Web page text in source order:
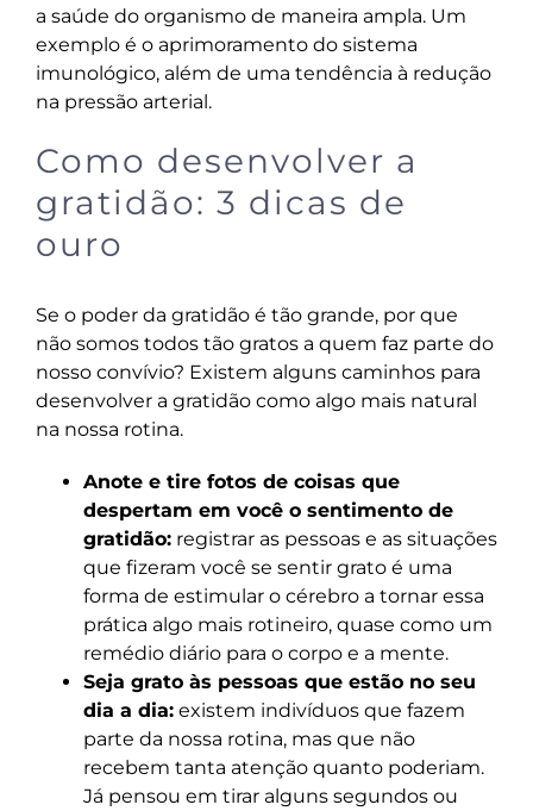
a saúde do organismo de maneira ampla. Um
exemplo é o aprimoramento do sistema
imunológico, além de uma tendência à redução
na pressão arterial.
Como desenvolver a
gratidão: 3 dicas de
ouro
Se o poder da gratidão é tão grande, por que
não somos todos tão gratos a quem faz parte do
nosso convívio? Existem alguns caminhos para
desenvolver a gratidão como algo mais natural
na nossa rotina.
Anote e tire fotos de coisas que
despertam em você o sentimento de
gratidão:registrar as pessoas e as situações
que fizeram você se sentir grato é uma
forma de estimular o cérebro a tornar essa
prática algo mais rotineiro, quase como um
remédio diário para o corpo e a mente.
Seja grato às pessoas que estão no seu
dia a dia:existem indivíduos que fazem
parte da nossa rotina, mas que não
recebem tanta atenção quanto poderiam.
Já pensou em tirar alguns segundos ou